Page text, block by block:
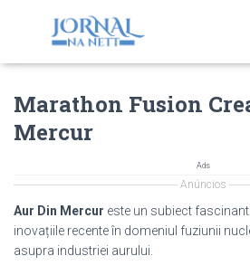
Marathon Fusion
Mercur
Ads
Anúncios
Aur Din Mercur este un subiect
inovațiile recente în domeniul fuziunii
asupra industriei aurului.